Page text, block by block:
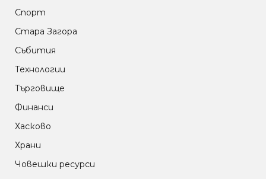
Спорт
Стара Загора
Събития
Технологии
Търговище
Финанси
Хасково
Храни
Човешки ресурси